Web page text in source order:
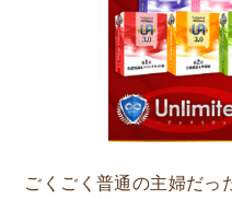
ごくごく普通の主婦だっ